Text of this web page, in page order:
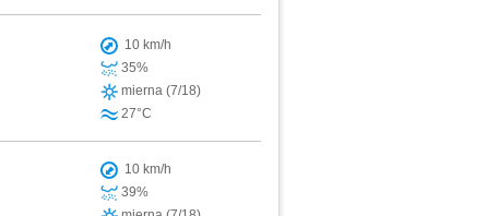
10 km/h
35%
mierna (7/18)
27°C
10 km/h
39%